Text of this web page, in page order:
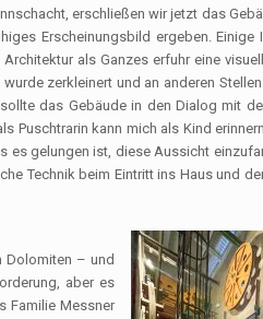
erschließen wir jetzt das
Erscheinungsbild ergeben. Einige
als Ganzes erfuhr eine
zerkleinert und an anderen
das Gebäude in den Dialog mit
Puschtrarin kann mich als Kind
gelungen ist, diese Aussicht
Technik beim Eintritt ins Haus und
Dolomiten – und
aber es
Familie Messner